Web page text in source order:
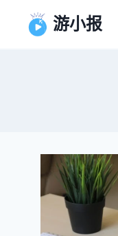
游小报